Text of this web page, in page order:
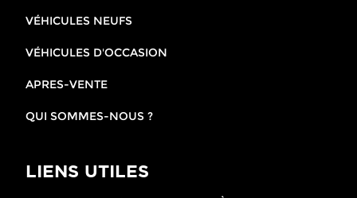
VÉHICULES NEUFS
VÉHICULES D'OCCASION
APRES-VENTE
QUI SOMMES-NOUS ?
LIENS UTILES